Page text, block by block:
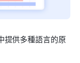
提供多種語言的原